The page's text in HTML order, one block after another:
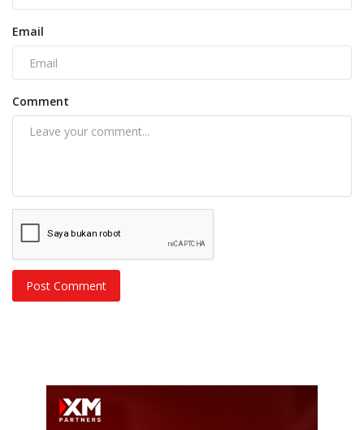
Email
Comment
Post Comment